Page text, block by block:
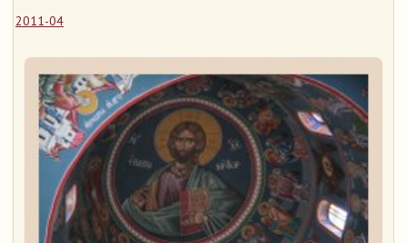
2011-04